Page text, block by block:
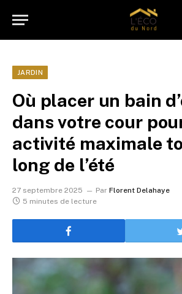
JARDIN
Où placer un bain
dans votre cour
activité maximale
long de l’été
27 septembre 2025 Par Florent Delahaye
5 minutes de lecture